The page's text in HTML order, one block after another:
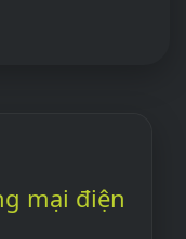
mại điện